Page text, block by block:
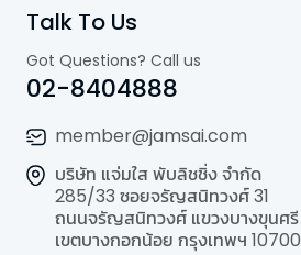
Talk To Us
Got Questions? Call us
02-8404888
member@jamsai.com
บริษัท แจ่มใส พับลิชชิ่ง จำกัด
285/33 ซอยจรัญสนิทวงศ์ 31
ถนนจรัญสนิทวงศ์ แขวงบางขุนศรี
เขตบางกอกน้อย กรุงเทพฯ 10700